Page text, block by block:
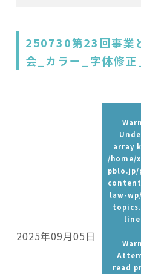
250730第23回事業
会_カラー_字体修
2025年09月05日
array
/home/
pblo.jp/
law-
line
read